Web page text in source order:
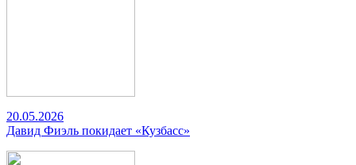
20.05.2026
Давид Фиэль покидает «Кузбасс»